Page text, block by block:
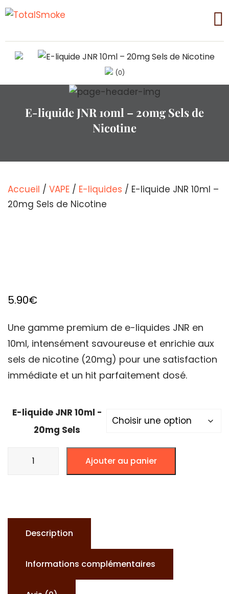
(0)
E-liquide JNR 10ml – 20mg Sels de
Nicotine
Accueil / VAPE / E-liquides / E-liquide JNR 10ml –
20mg Sels de Nicotine
5.90€
Une gamme premium de e-liquides JNR en
10ml, intensément savoureuse et enrichie aux
sels de nicotine (20mg) pour une satisfaction
immédiate et un hit parfaitement dosé.
E-liquide JNR 10ml -
20mg Sels
10ml
Ajouter au panier
Description
Informations complémentaires